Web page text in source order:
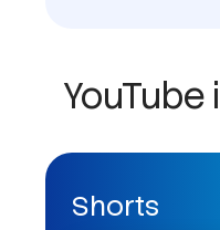
YouTube
Shorts